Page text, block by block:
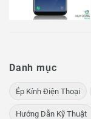
Danh mục
Ép Kính Điện Thoại
Hướng Dẫn Kỹ Thuật